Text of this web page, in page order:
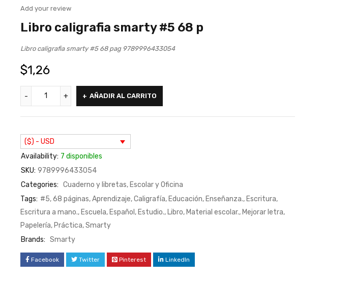
Add your review
Libro caligrafia smarty #5 68 p
Libro caligrafia smarty #5 68 pag 9789996433054
$1,26
AÑADIR AL CARRITO
($) - USD
Availability: 7 disponibles
SKU: 9789996433054
Categories: Cuaderno y libretas, Escolar y Oficina
Tags: #5,68 páginas,Aprendizaje,Caligrafía, Educación, Enseñanza., Escritura,
Escritura a mano., Escuela, Español , Estudio., Libro, Material escolar., Mejorar letra,
Papelería, Práctica,Smarty
Brands: Smarty
Facebook Twitter Pinterest LinkedIn